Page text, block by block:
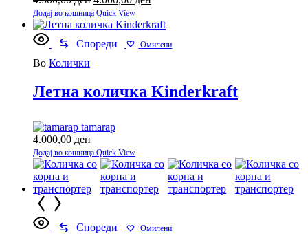
price
was:
is:
Додај во кошница Quick View
Спореди Омилени
Во Колички
Летна количка Kinderkraft
tamarap
4.000,00 ден
Додај во кошница Quick View
Спореди Омилени